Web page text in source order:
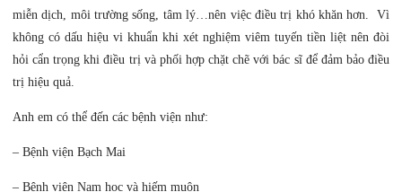
miễn dịch, môi trường sống, tâm lý…nên việc điều trị khó khăn hơn. Vì
không có dấu hiệu vi khuẩn khi xét nghiệm viêm tuyến tiền liệt nên đòi
hỏi cẩn trọng khi điều trị và phối hợp chặt chẽ với bác sĩ để đảm bảo điều
trị hiệu quả.
Anh em có thể đến các bệnh viện như:
– Bệnh viện Bạch Mai
– Bệnh viện Nam học và hiếm muộn